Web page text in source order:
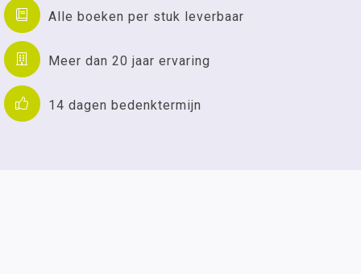
Alle boeken per stuk leverbaar
Meer dan 20 jaar ervaring
14 dagen bedenktermijn